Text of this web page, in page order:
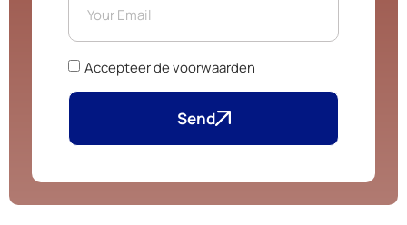
Accepteer de voorwaarden
Send